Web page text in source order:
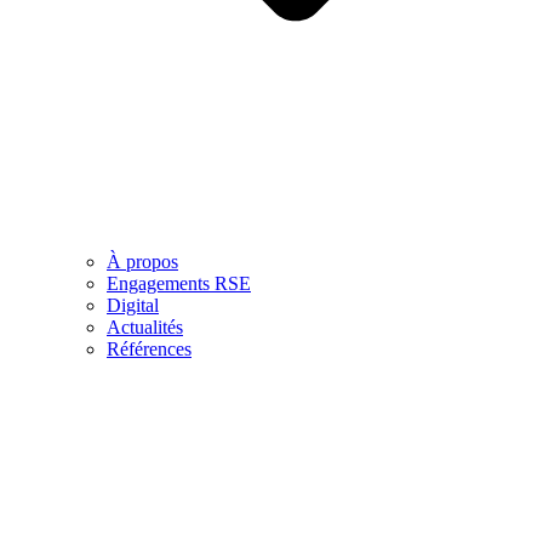
À propos
Engagements RSE
Digital
Actualités
Références